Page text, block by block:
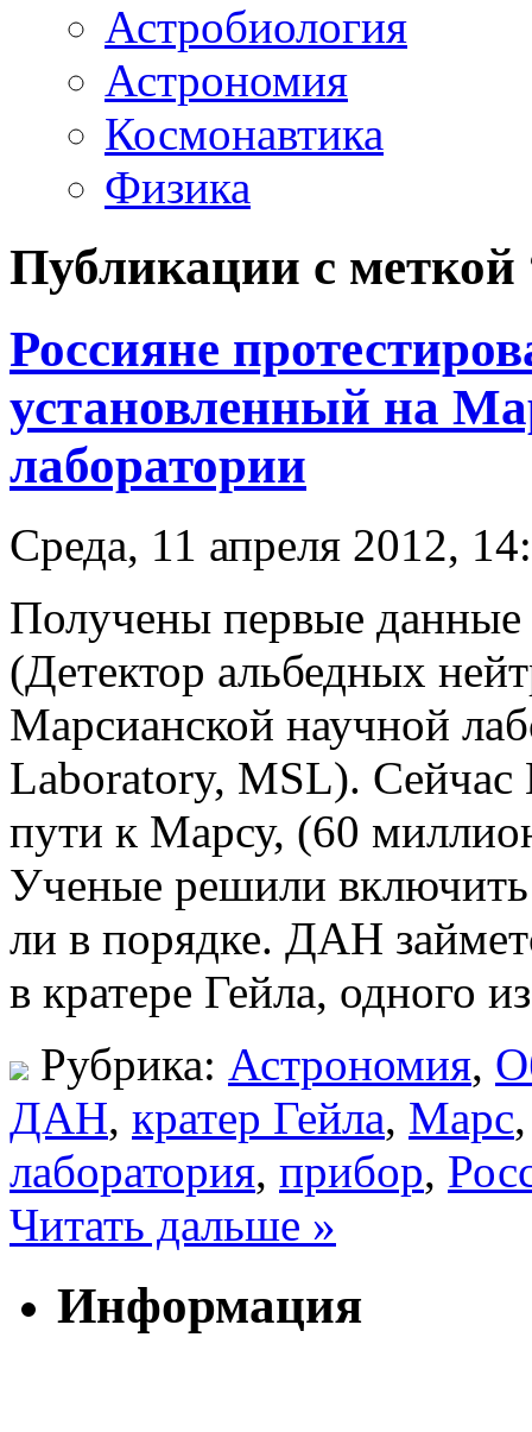
Астробиология
Астрономия
Космонавтика
Физика
Публикации с меткой
Россияне
установленный на
лаборатории
Среда, 11 апреля 2012,
Получены первые
(Детектор альбедных
Марсианской научной
Laboratory, MSL). Сейчас
пути к Марсу, (60
Ученые решили включить
ли в порядке. ДАН
в кратере Гейла, одного
Рубрика: Астрономия,
ДАН, кратер Гейла, Марс
лаборатория, прибор,
Читать дальше »
Информация